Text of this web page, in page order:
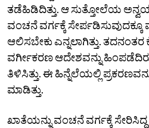
ತಡೆಹಿಡಿದಿತ್ತು. ಆ ಸುತ್ತೋಲೆಯ
ವಂಚನೆ ವರ್ಗಕ್ಕೆ ಸೇರ್ಪಡಿಸುವುದಕ್ಕೂ
ಆಲಿಸಬೇಕು ಎನ್ನಲಾಗಿತ್ತು. ತದನಂತರ
ವರ್ಗೀಕರಣ ಆದೇಶವನ್ನು
ತಿಳಿಸಿತ್ತು. ಈ ಹಿನ್ನೆಲೆಯಲ್ಲಿ
ಮಾಡಿತ್ತು.
ಖಾತೆಯನ್ನು ವಂಚನೆ ವರ್ಗಕ್ಕೆ